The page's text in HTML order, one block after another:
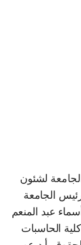
لشئون
الجامعة
عبد المنعم
الحاسبات